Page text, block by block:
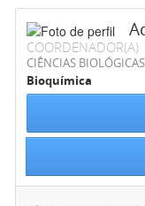
COORDENADOR(A)
CIÊNCIAS BIOLÓGICAS
Bioquímica